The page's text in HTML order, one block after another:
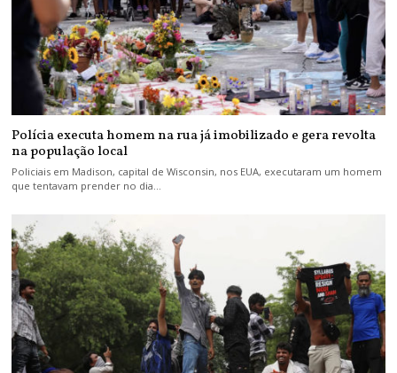
Polícia executa homem na rua já imobilizado e gera revolta
na população local
Policiais em Madison, capital de Wisconsin, nos EUA, executaram um homem
que tentavam prender no dia…